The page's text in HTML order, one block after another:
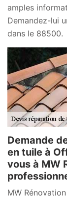
amples
Demandez-lui
dans le 88500.
Demande
en tuile à
vous à MW
MW